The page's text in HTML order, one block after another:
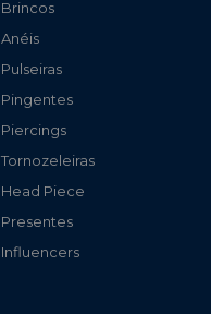
Brincos
Anéis
Pulseiras
Pingentes
Piercings
Tornozeleiras
Head Piece
Presentes
Influencers